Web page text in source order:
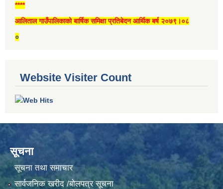
****
आलिताल गाउँपालिकाको बार्षिक समिक्षा प्रतिबेदन आर्थिक बर्ष २०७९।०८
०
Website Visiter Count
सूचना
सूचना तथा समाचार
सार्वजनिक खरीद /बोलपत्र सूचना